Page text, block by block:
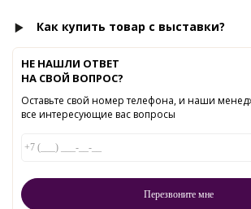
Как купить товар с выставки?
НЕ НАШЛИ ОТВЕТ
НА СВОЙ ВОПРОС?
Оставьте свой номер телефона, и наши
все интересующие вас вопросы